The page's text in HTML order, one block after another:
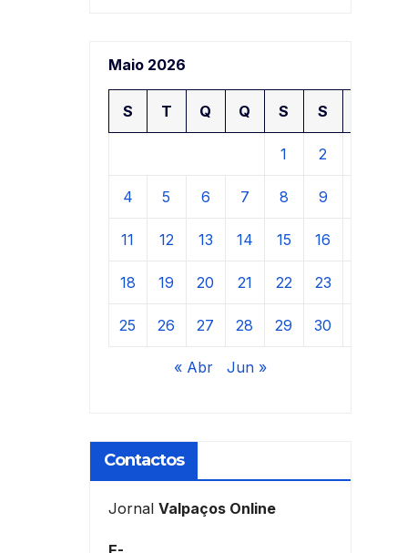
Maio 2026
S T Q Q S S
1 2
4 5 6 7 8 9
11 12 13 14 15 16
18 19 20 21 22 23
25 26 27 28 29 30
« Abr Jun »
Contactos
Jornal Valpaços Online